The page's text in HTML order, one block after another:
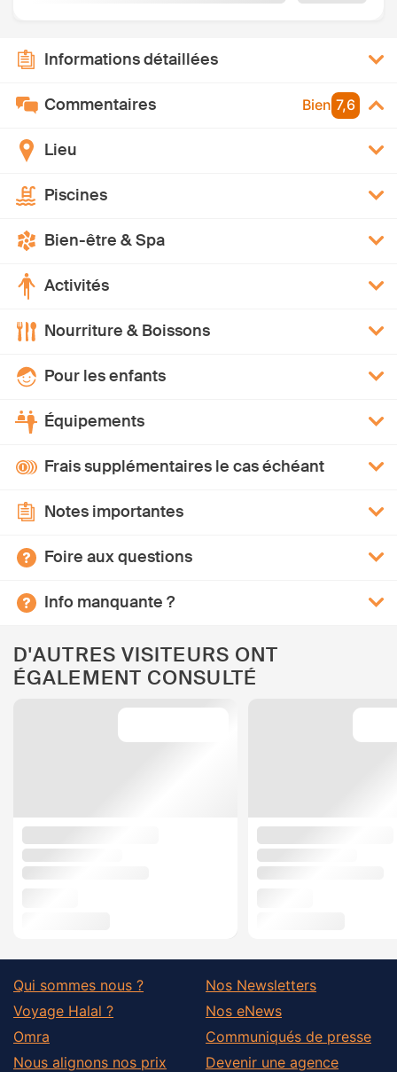
Informations détaillées
Commentaires Bien 7,6
Lieu
Piscines
Bien-être & Spa
Activités
Nourriture & Boissons
Pour les enfants
Équipements
Frais supplémentaires le cas échéant
Notes importantes
Foire aux questions
Info manquante ?
D'AUTRES VISITEURS ONT
ÉGALEMENT CONSULTÉ
Qui sommes nous ?
Voyage Halal ?
Omra
Nous alignons nos prix
Nos Newsletters
Nos eNews
Communiqués de presse
Devenir une agence